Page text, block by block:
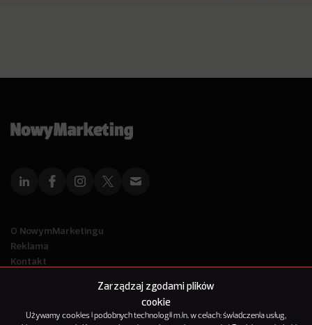
Zarządzaj zgodami plików
cookie
Używamy cookies i podobnych technologii m.in. w celach: świadczenia usług,
O NowymMarketingu
Reklama
Kontakt